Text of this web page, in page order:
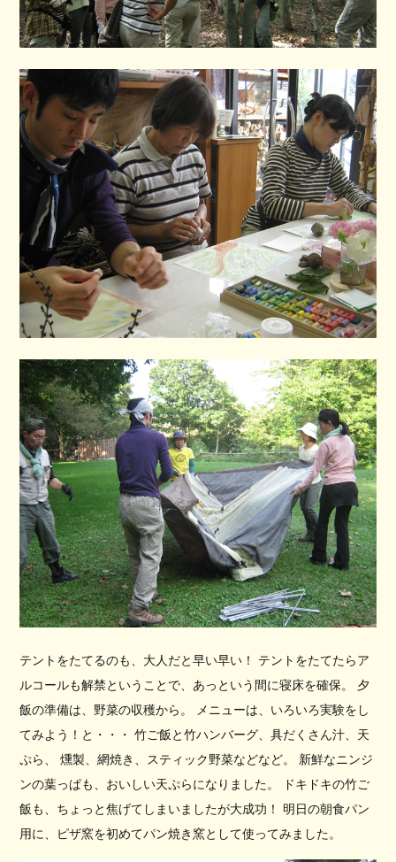
テントをたてるのも、大人だと早い早い！ テントをたてたらア
ルコールも解禁ということで、あっという間に寝床を確保。 夕
飯の準備は、野菜の収穫から。 メニューは、いろいろ実験をし
てみよう！と・・・ 竹ご飯と竹ハンバーグ、具だくさん汁、天
ぷら、 燻製、網焼き、スティック野菜などなど。 新鮮なニンジ
ンの葉っぱも、おいしい天ぷらになりました。 ドキドキの竹ご
飯も、ちょっと焦げてしまいましたが大成功！ 明日の朝食パン
用に、ピザ窯を初めてパン焼き窯として使ってみました。